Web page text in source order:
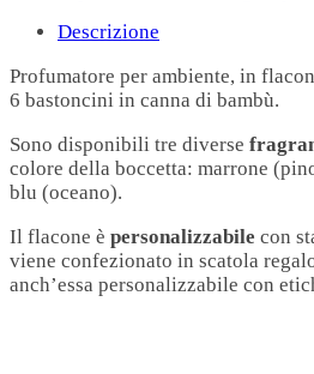
Descrizione
Profumatore per ambiente, in
6 bastoncini in canna di bambù.
Sono disponibili tre diverse
colore della boccetta: marrone
blu (oceano).
Il flacone è personalizzabile con
viene confezionato in scatola
anch’essa personalizzabile con